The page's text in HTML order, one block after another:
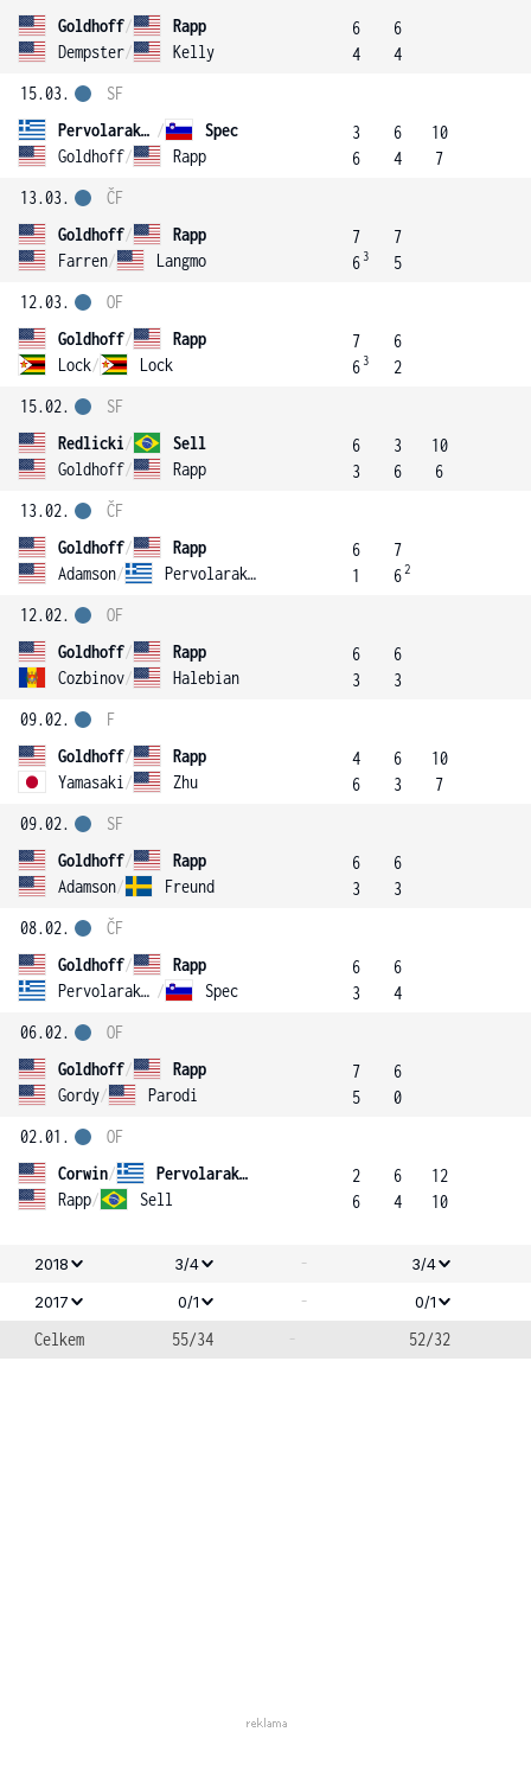
Goldhoff/
Rapp
Dempster/ Kelly
6
4
6
4
15.03.
Pervolarakis /
Spec
Goldhoff/ Rapp
SF
3
6
6
4
10
7
13.03.
Goldhoff/
Rapp
Farren/ Langmo
ČF
7
6 3
7
5
12.03.
Goldhoff/
Rapp
Lock/ Lock
OF
7
6 3
6
2
15.02.
Redlicki/
Sell
Goldhoff/ Rapp
SF
6
3
3
6
10
6
13.02.
Goldhoff/
Rapp
Adamson/ Pervolarakis
ČF
6
1
7
62
12.02.
Goldhoff/
Rapp
Cozbinov/ Halebian
OF
6
3
6
3
09.02.
Goldhoff/
Rapp
Yamasaki / Zhu
F
4
6
6
3
10
7
09.02.
Goldhoff/
Rapp
Adamson/ Freund
SF
6
3
6
3
08.02.
Goldhoff/
Rapp
Pervolarakis / Spec
ČF
6
3
6
4
06.02.
Goldhoff/
Rapp
Gordy/ Parodi
OF
7
5
6
0
02.01.
Corwin/
Pervolarakis
Rapp/ Sell
OF
2
6
6
4
12
10
2018 3/4 -
3/4
2017
0/1 - 0/1
Celkem 55/34 - 52/32